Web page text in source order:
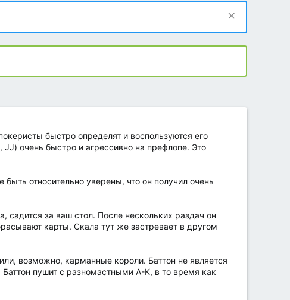
быстро определят и воспользуются его
очень быстро и агрессивно на префлопе. Это
относительно уверены, что он получил очень
за ваш стол. После нескольких раздач он
карты. Скала тут же застревает в другом
возможно, карманные короли. Баттон не является
Баттон пушит с разномастными A-K, в то время как